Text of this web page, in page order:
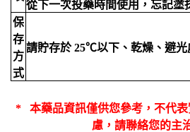
從下一次投藥時間使用，忘記塗
保
存
方
式
請貯存於 25℃以下、乾燥、避
* 本藥品資訊僅供您參考， 不代
慮，請聯絡您的主